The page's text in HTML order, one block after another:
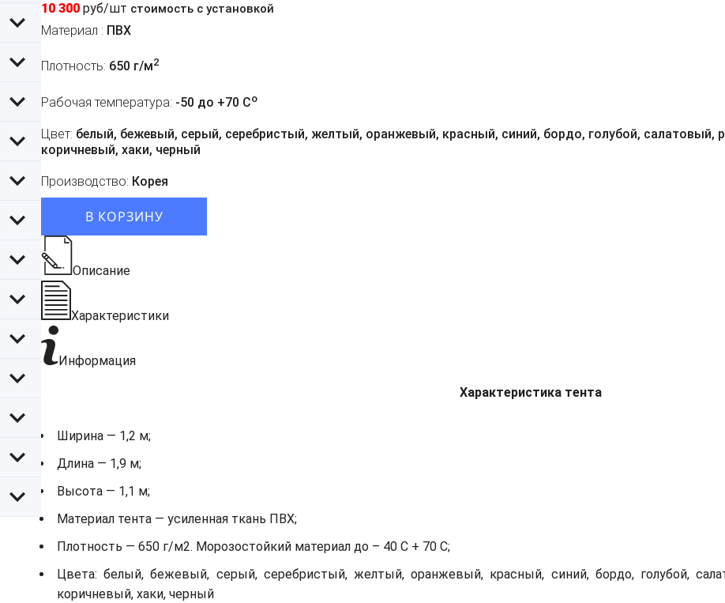
10 300 руб/шт стоимость с установкой
Материал : ПВХ
Плотность: 650 г/м2
Рабочая температура: -50 до +70 Co
Цвет: белый, бежевый, серый, серебристый, желтый, оранжевый, красный, синий, бордо, голубой, салатовый,
коричневый, хаки, черный
Производство: Корея
В КОРЗИНУ
Описание
Характеристики
Информация
Характеристика тента
Ширина — 1,2 м;
Длина — 1,9 м;
Высота — 1,1 м;
Материал тента — усиленная ткань ПВХ;
Плотность — 650 г/м2. Морозостойкий материал до – 40 С + 70 С;
Цвета: белый, бежевый, серый, серебристый, желтый, оранжевый, красный, синий, бордо, голубой,
коричневый, хаки, черный